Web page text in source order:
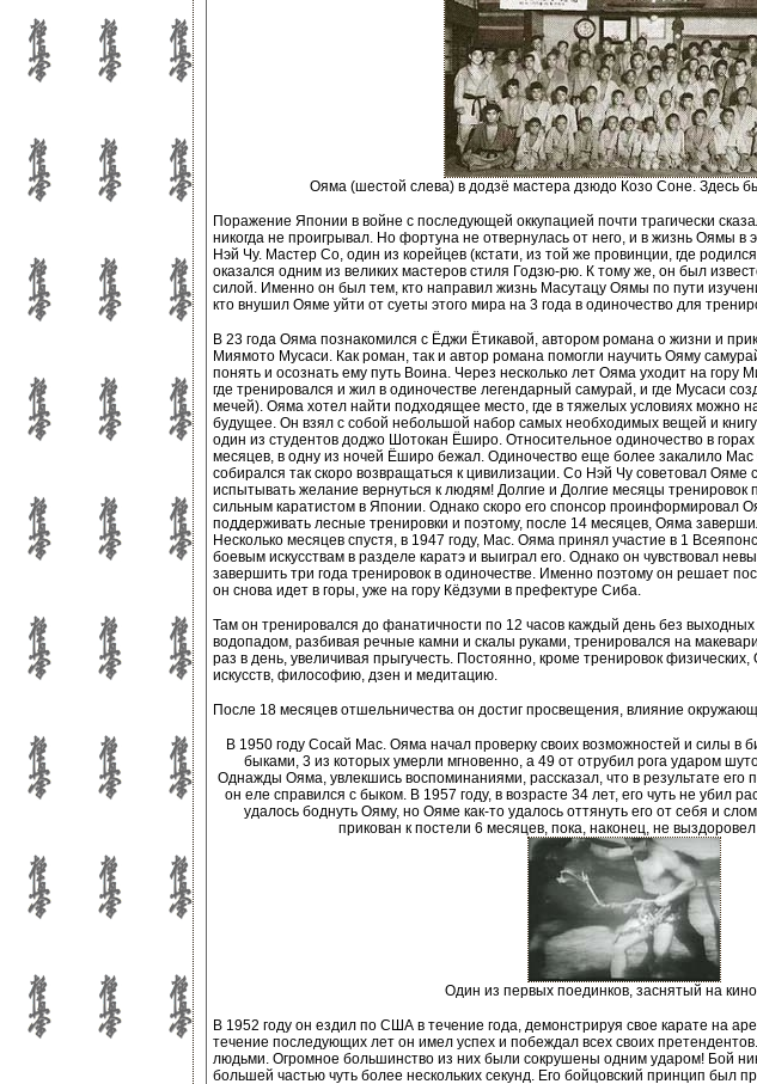
Ояма (шестой слева) в додзё мастера дзюдо Козо Соне. Здесь
Поражение Японии в войне с последующей оккупацией почти трагически
никогда не проигрывал. Но фортуна не отвернулась от него, и в жизнь Оямы
Нэй Чу. Мастер Со, один из корейцев (кстати, из той же провинции, где
оказался одним из великих мастеров стиля Годзю-рю. К тому же, он был
силой. Именно он был тем, кто направил жизнь Масутацу Оямы по пути
кто внушил Ояме уйти от суеты этого мира на 3 года в одиночество для
В 23 года Ояма познакомился с Ёджи Ётикавой, автором романа о жизни и
Миямото Мусаси. Как роман, так и автор романа помогли научить Ояму
понять и осознать ему путь Воина. Через несколько лет Ояма уходит на гору
где тренировался и жил в одиночестве легендарный самурай, и где Мусаси
мечей). Ояма хотел найти подходящее место, где в тяжелых условиях можно
будущее. Он взял с собой небольшой набор самых необходимых вещей и
один из студентов доджо Шотокан Ёширо. Относительное одиночество в
месяцев, в одну из ночей Ёширо бежал. Одиночество еще более закалило
собирался так скоро возвращаться к цивилизации. Со Нэй Чу советовал Ояме
испытывать желание вернуться к людям! Долгие и Долгие месяцы
сильным каратистом в Японии. Однако скоро его спонсор проинформировал
поддерживать лесные тренировки и поэтому, после 14 месяцев, Ояма
Несколько месяцев спустя, в 1947 году, Мас. Ояма принял участие в 1
боевым искусствам в разделе каратэ и выиграл его. Однако он чувствовал
завершить три года тренировок в одиночестве. Именно поэтому он решает
он снова идет в горы, уже на гору Кёдзуми в префектуре Сиба.
Там он тренировался до фанатичности по 12 часов каждый день без
водопадом, разбивая речные камни и скалы руками, тренировался на
раз в день, увеличивая прыгучесть. Постоянно, кроме тренировок
искусств, философию, дзен и медитацию.
После 18 месяцев отшельничества он достиг просвещения, влияние
В 1950 году Сосай Мас. Ояма начал проверку своих возможностей и силы в
быками, 3 из которых умерли мгновенно, а 49 от отрубил рога ударом
Однажды Ояма, увлекшись воспоминаниями, рассказал, что в результате его
он еле справился с быком. В 1957 году, в возрасте 34 лет, его чуть не убил
удалось боднуть Ояму, но Ояме как-то удалось оттянуть его от себя и
прикован к постели 6 месяцев, пока, наконец, не
Один из первых поединков, заснятый на
В 1952 году он ездил по США в течение года, демонстрируя свое карате на
течение последующих лет он имел успех и побеждал всех своих
людьми. Огромное большинство из них были сокрушены одним ударом! Бой
большей частью чуть более нескольких секунд. Его бойцовский принцип был